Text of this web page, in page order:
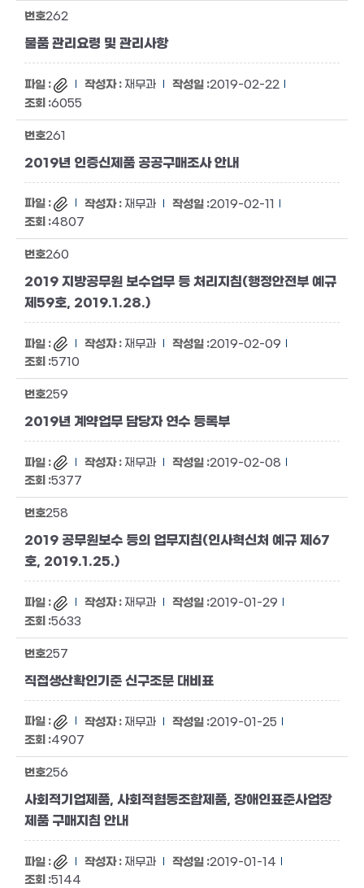
262
물품 관리요령 및 관리사항
재무과
2019-02-22
6055
261
2019년 인증신제품 공공구매조사 안내
재무과
2019-02-11
4807
260
2019 지방공무원 보수업무 등 처리지침(행정안전부 예규
제59호, 2019.1.28.)
재무과
2019-02-09
5710
259
2019년 계약업무 담당자 연수 등록부
재무과
2019-02-08
5377
258
2019 공무원보수 등의 업무지침(인사혁신처 예규 제67
호, 2019.1.25.)
재무과
2019-01-29
5633
257
직접생산확인기준 신구조문 대비표
재무과
2019-01-25
4907
256
사회적기업제품, 사회적협동조합제품, 장애인표준사업장
제품 구매지침 안내
재무과
2019-01-14
5144